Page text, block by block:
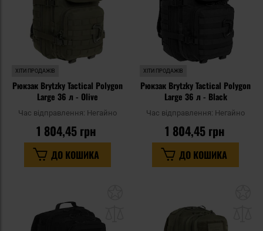
ХІТИ ПРОДАЖІВ
Рюкзак Brytzky Tactical Polygon
Large 36 л - Olive
Час відправлення: Негайно
1 804,45 грн
ДО КОШИКА
ХІТИ ПРОДАЖІВ
Рюкзак Brytzky Tactical Polygon
Large 36 л - Black
Час відправлення: Негайно
1 804,45 грн
ДО КОШИКА